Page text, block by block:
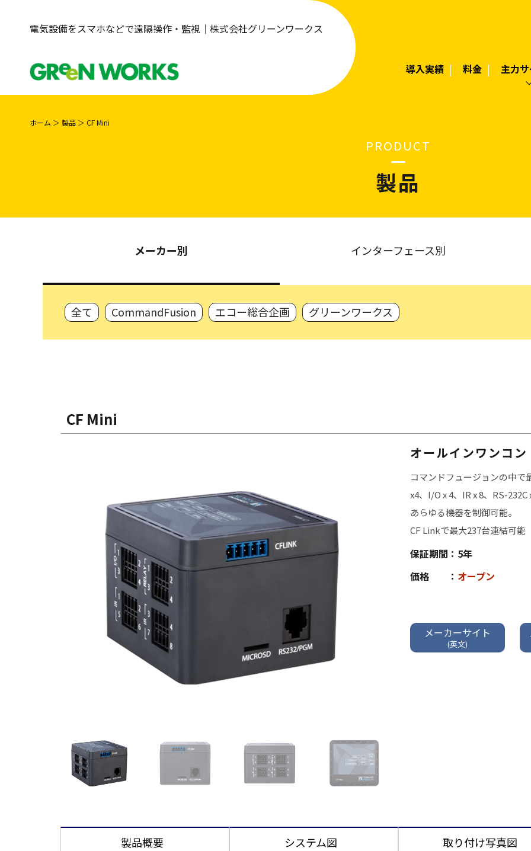
電気設備をスマホなどで遠隔操作・監視｜株式会社グリーンワークス
導入実績 料金 主力
ホーム ＞ 製品 ＞ CF Mini
PRODUCT
製品
メーカー別 インターフェース別
全て CommandFusion エコー総合企画 グリーンワークス
CF Mini
オールインワンコン
コマンドフュージョンの中で
x4、I/O x 4、IR x 8、RS-232C
あらゆる機器を制御可能。
CF Linkで最大237台連結可能
保証期間： 5年
価格 ： オープン
メーカーサイト
(英文)
製品概要 システム図 取り付け写真図